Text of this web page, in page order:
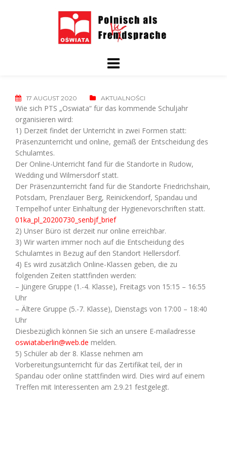
17 AUGUST 2020 AKTUALNOŚCI
Wie sich PTS „Oswiata“ für das kommende Schuljahr
organisieren wird:
1) Derzeit findet der Unterricht in zwei Formen statt:
Präsenzunterricht und online, gemäß der Entscheidung des
Schulamtes.
Der Online-Unterricht fand für die Standorte in Rudow,
Wedding und Wilmersdorf statt.
Der Präsenzunterricht fand für die Standorte Friedrichshain,
Potsdam, Prenzlauer Berg, Reinickendorf, Spandau und
Tempelhof unter Einhaltung der Hygienevorschriften statt.
01ka_pl_20200730_senbjf_brief
2) Unser Büro ist derzeit nur online erreichbar.
3) Wir warten immer noch auf die Entscheidung des
Schulamtes in Bezug auf den Standort Hellersdorf.
4) Es wird zusätzlich Online-Klassen geben, die zu
folgenden Zeiten stattfinden werden:
– Jüngere Gruppe (1.-4. Klasse), Freitags von 15:15 – 16:55
Uhr
– Ältere Gruppe (5.-7. Klasse), Dienstags von 17:00 – 18:40
Uhr
Diesbezüglich können Sie sich an unsere E-mailadresse
oswiataberlin@web.de melden.
5) Schüler ab der 8. Klasse nehmen am
Vorbereitungsunterricht für das Zertifikat teil, der in
Spandau oder online stattfinden wird. Dies wird auf einem
Treffen mit Interessenten am 2.9.21 festgelegt.